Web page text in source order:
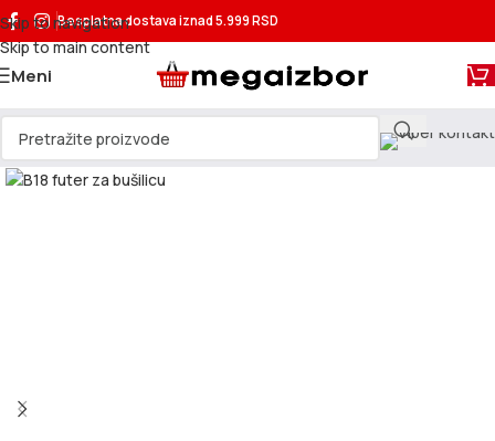
Skip to navigation
Skip to main content
Besplatna dostavaiznad 5.999 RSD
Meni